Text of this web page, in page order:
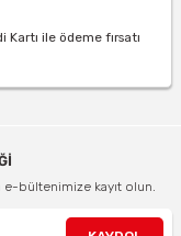
Kartı ile ödeme fırsatı
bültenimize kayıt olun.